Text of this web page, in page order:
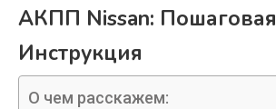
АКПП Nissan: Пошаговая
Инструкция
О чем расскажем: